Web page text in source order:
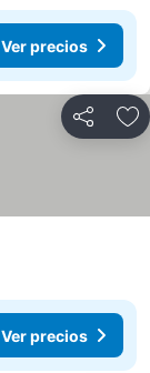
Ver precios
Compartir
Ver precios